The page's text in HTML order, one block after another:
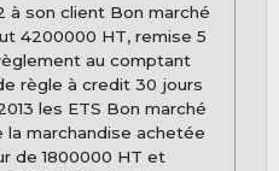
à son client Bon marché
4200000 HT, remise 5
au comptant
règle à credit 30 jours
les ETS Bon marché
marchandise achetée
de 1800000 HT et